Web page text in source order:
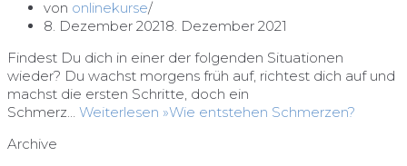
von onlinekurse
8. Dezember 20218. Dezember 2021
Findest Du dich in einer der folgenden Situationen
wieder? Du wachst morgens früh auf, richtest dich auf und
machst die ersten Schritte, doch ein
Schmerz… Weiterlesen »Wie entstehen Schmerzen?
Archive